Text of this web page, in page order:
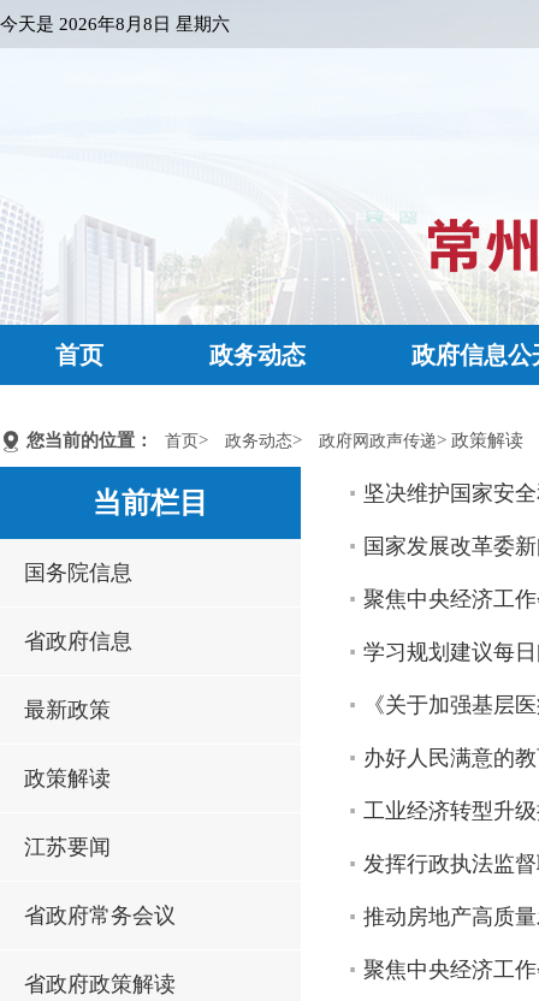
今天是 2026年8月8日 星期六
首页 政务动态 政府信息公
您当前的位置： 首页> 政务动态> 政府网政声传递> 政策解读
当前栏目
国务院信息
省政府信息
最新政策
政策解读
江苏要闻
省政府常务会议
省政府政策解读
坚决维护国家安
国家发展改革委
聚焦中央经济工
学习规划建议每
《关于加强基层
办好人民满意的
工业经济转型升
发挥行政执法监
推动房地产高质
聚焦中央经济工